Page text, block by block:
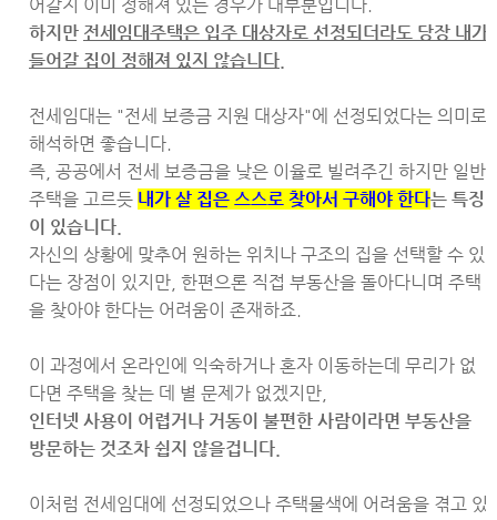
어갈지 이미 정해져 있는 경우가 대부분입니다.
하지만 전세임대주택은 입주 대상자로 선정되더라도 당장 내가
들어갈 집이 정해져 있지 않습니다.
전세임대는 "전세 보증금 지원 대상자"에 선정되었다는 의미로
해석하면 좋습니다.
즉, 공공에서 전세 보증금을 낮은 이율로 빌려주긴 하지만 일반
주택을 고르듯 내가 살 집은 스스로 찾아서 구해야 한다는 특징
이 있습니다.
자신의 상황에 맞추어 원하는 위치나 구조의 집을 선택할 수 있
다는 장점이 있지만, 한편으론 직접 부동산을 돌아다니며 주택
을 찾아야 한다는 어려움이 존재하죠.
이 과정에서 온라인에 익숙하거나 혼자 이동하는데 무리가 없
다면 주택을 찾는 데 별 문제가 없겠지만,
인터넷 사용이 어렵거나 거동이 불편한 사람이라면 부동산을
방문하는 것조차 쉽지 않을겁니다.
이처럼 전세임대에 선정되었으나 주택물색에 어려움을 겪고 있